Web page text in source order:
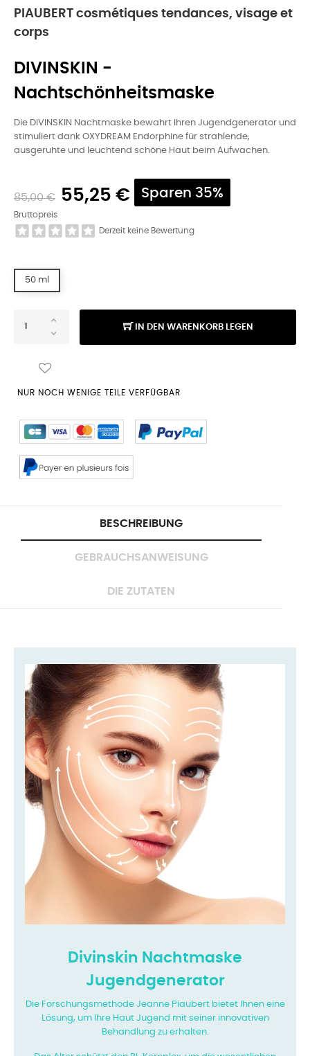
PIAUBERT cosmétiques tendances, visage et
corps
DIVINSKIN -
Nachtschönheitsmaske
Die DIVINSKIN Nachtmaske bewahrt Ihren Jugendgenerator und
stimuliert dank OXYDREAM Endorphine für strahlende,
ausgeruhte und leuchtend schöne Haut beim Aufwachen.
85,00 € 55,25 € Sparen 35%
Bruttopreis
Derzeit keine Bewertung
50 ml
IN DEN WARENKORB LEGEN
NUR NOCH WENIGE TEILE VERFÜGBAR
BESCHREIBUNG
GEBRAUCHSANWEISUNG
DIE ZUTATEN
Divinskin Nachtmaske
Jugendgenerator
Die Forschungsmethode Jeanne Piaubert bietet Ihnen eine
Lösung, um Ihre Haut Jugend mit seiner innovativen
Behandlung zu erhalten.